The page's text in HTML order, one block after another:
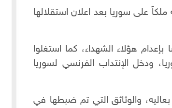
على سوريا بعد اعلان استقلالها
هؤلاء الشهداء، كما استغلوا
ودخل الإنتداب الفرنسي لسوريا
والوثائق التي تم ضبطها في